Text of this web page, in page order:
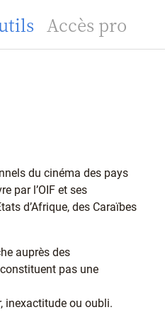
Accès pro
du cinéma des pays
par l’OIF et ses
d’Afrique, des Caraïbes
auprès des
pas une
inexactitude ou oubli.